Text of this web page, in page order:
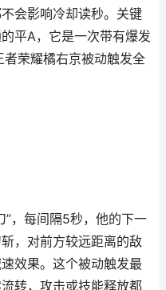
会影响冷却读秒。关键
平A，它是一次带有爆发
荣耀橘右京被动触发全
”，每间隔5秒，他的下一
，对前方较远距离的敌
效果。这个被动触发最
转，攻击或技能释放都